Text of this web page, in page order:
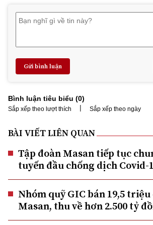
Gửi bình luận
Bình luận tiêu biểu (0)
Sắp xếp theo lượt thích | Sắp xếp theo ngày
BÀI VIẾT LIÊN QUAN
Tập đoàn Masan tiếp tục
tuyến đầu chống dịch Covid-
Nhóm quỹ GIC bán 19,5
Masan, thu về hơn 2.500 tỷ